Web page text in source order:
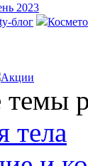
2023
блог
Акции
тела